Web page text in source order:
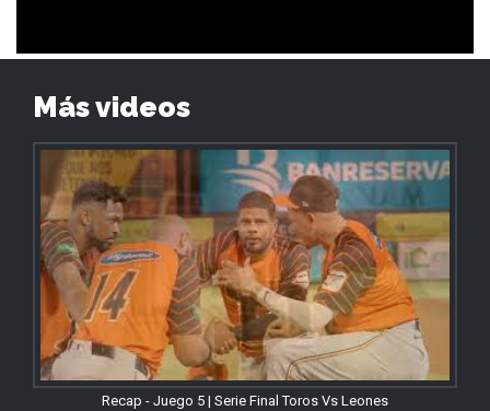
Más videos
Recap - Juego 5 | Serie Final Toros Vs Leones